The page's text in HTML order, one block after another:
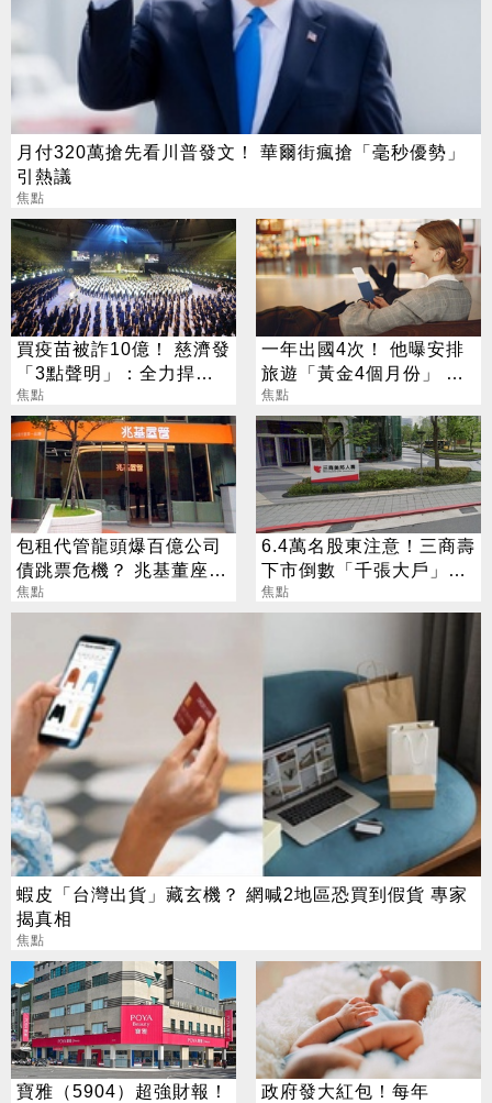
月付320萬搶先看川普發文！ 華爾街瘋搶「毫秒優勢」
引熱議
焦點
買疫苗被詐10億！ 慈濟發
「3點聲明」：全力捍衛
捐款人權益
焦點
一年出國4次！ 他曝安排
旅遊「黃金4個月份」 卡
對整年活在期待中
焦點
包租代管龍頭爆百億公司
債跳票危機？ 兆基董座急
閃辭
焦點
6.4萬名股東注意！三商壽
下市倒數「千張大戶」還
有245人
焦點
蝦皮「台灣出貨」藏玄機？ 網喊2地區恐買到假貨 專家
揭真相
焦點
寶雅（5904）超強財報！
政府發大紅包！每年